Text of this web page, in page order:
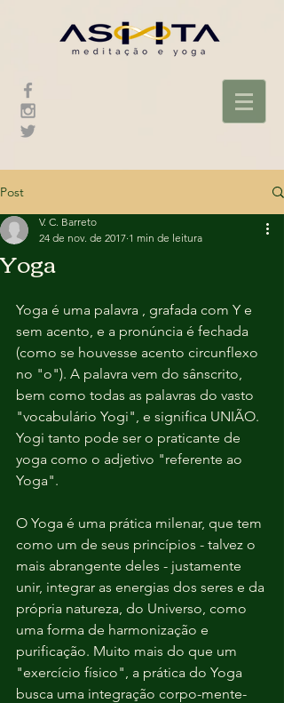
Post
Yoga
V. C. Barreto
24 de nov. de 2017 1 min de leitura
Yoga é uma palavra , grafada com Y e
sem acento, e a pronúncia é fechada
(como se houvesse acento circunflexo
no "o"). A palavra vem do sânscrito,
bem como todas as palavras do vasto
"vocabulário Yogi", e significa UNIÃO.
Yogi tanto pode ser o praticante de
yoga como o adjetivo "referente ao
Yoga".
O Yoga é uma prática milenar, que tem
como um de seus princípios - talvez o
mais abrangente deles - justamente
unir, integrar as energias dos seres e da
própria natureza, do Universo, como
uma forma de harmonização e
purificação. Muito mais do que um
"exercício físico", a prática do Yoga
busca uma integração corpo-mente-